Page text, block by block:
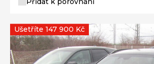
Ušetříte 147 900 Kč